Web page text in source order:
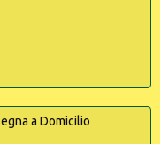
a Domicilio